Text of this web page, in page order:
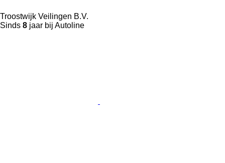
Troostwijk Veilingen B.V.
Sinds 8 jaar bij Autoline